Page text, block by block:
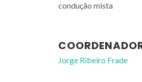
condução mista
Jorge Ribeiro Frade